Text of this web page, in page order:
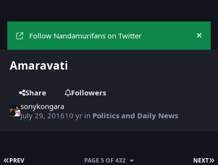
Follow Nandamurifans on Twitter Hide
Amaravati
Share
Followers
sonykongara
July 29, 201610 yr in Politics and Daily News
FIRST PAGE
PREV NEXT
PAGE 5 OF 432